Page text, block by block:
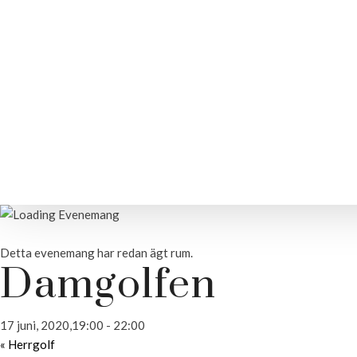
Detta evenemang har redan ägt rum.
Damgolfen
17 juni, 2020,19:00 - 22:00
« Herrgolf